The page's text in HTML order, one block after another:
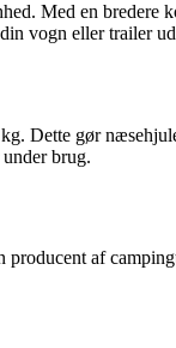
Med en
vogn eller trailer
Dette gør
brug.
af